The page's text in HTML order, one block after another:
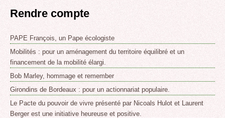
Rendre compte
PAPE François, un Pape écologiste
Mobilités : pour un aménagement du territoire équilibré et un
financement de la mobilité élargi.
Bob Marley, hommage et remember
Girondins de Bordeaux : pour un actionnariat populaire.
Le Pacte du pouvoir de vivre présenté par Nicoals Hulot et Laurent
Berger est une initiative heureuse et positive.